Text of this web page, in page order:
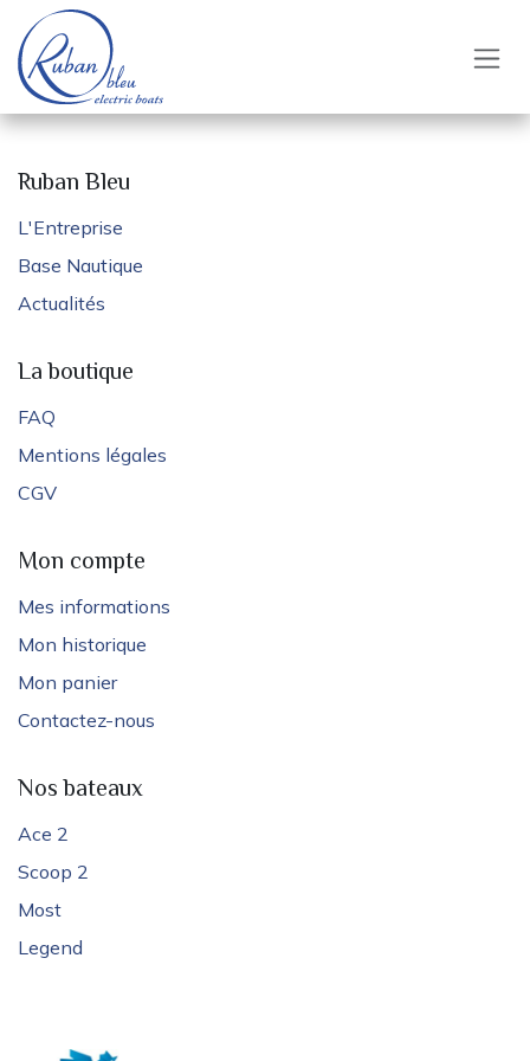
Se rendre au contenu
Ruban Bleu
L'Entreprise
Base Nautique
Actualités
La boutique
FAQ
Mentions légales
CGV
Mon compte
Mes informations
Mon historique
Mon panier
Contactez-nous
Nos bateaux
Ace 2
Scoop 2
Most
Legend